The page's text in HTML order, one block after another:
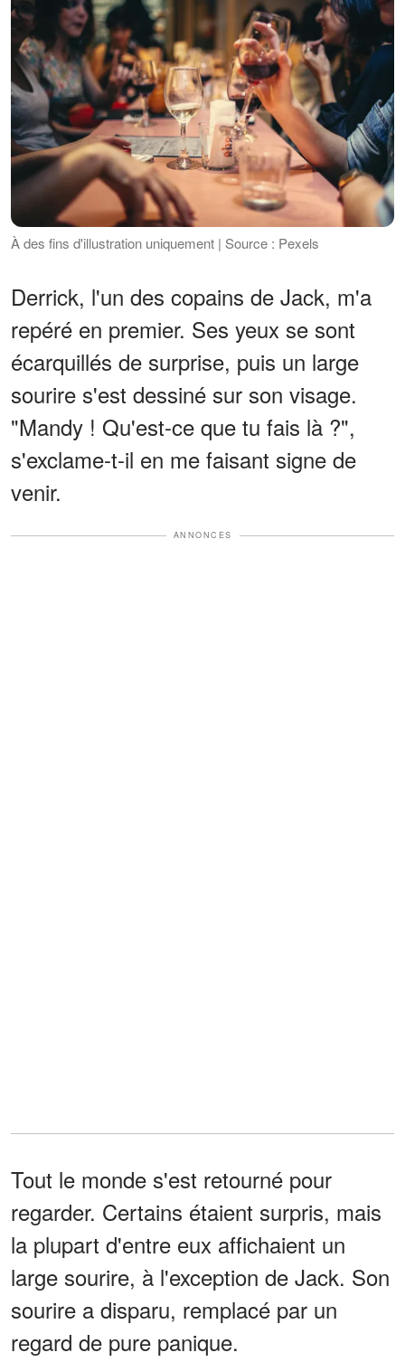
À des fins d'illustration uniquement | Source : Pexels
Derrick, l'un des copains de Jack, m'a
repéré en premier. Ses yeux se sont
écarquillés de surprise, puis un large
sourire s'est dessiné sur son visage.
"Mandy ! Qu'est-ce que tu fais là ?",
s'exclame-t-il en me faisant signe de
venir.
ANNONCES
Tout le monde s'est retourné pour
regarder. Certains étaient surpris, mais
la plupart d'entre eux affichaient un
large sourire, à l'exception de Jack. Son
sourire a disparu, remplacé par un
regard de pure panique.